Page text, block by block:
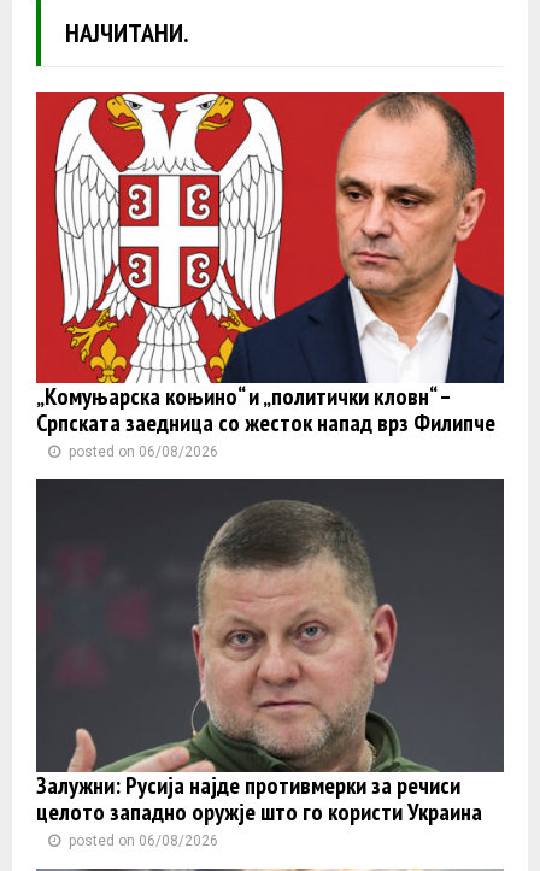
НАЈЧИТАНИ.
„Комуњарска коњино“ и „политички кловн“ –
Српската заедница со жесток напад врз Филипче
posted on 06/08/2026
Залужни: Русија најде противмерки за речиси
целото западно оружје што го користи Украина
posted on 06/08/2026